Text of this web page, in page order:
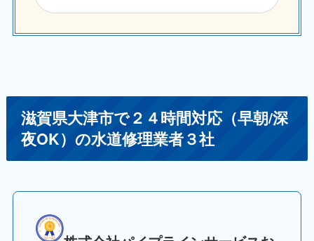
滋賀県大津市で２４時間対応（早朝/深
夜OK）の水道修理業者３社